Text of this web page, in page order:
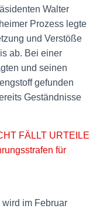
Walter
Prozess legte
und Verstöße
ab. Bei einer
und seinen
gefunden
Geständnisse
FÄLLT URTEILE
für
im Februar